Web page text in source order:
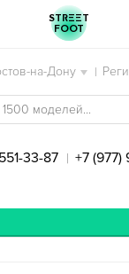
на-Дону |
33-87 | +7 (977)
STREET
FOOT